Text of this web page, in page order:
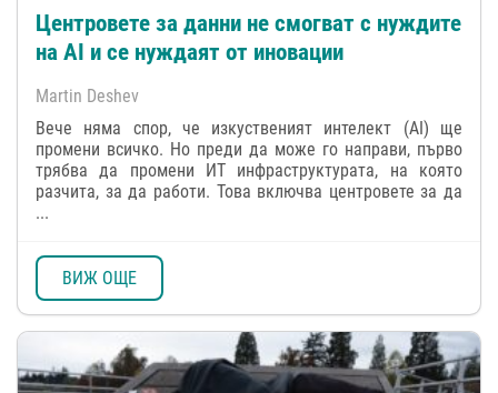
Центровете за данни не смогват с нуждите
на AI и се нуждаят от иновации
Martin Deshev
Вече няма спор, че изкуственият интелект (AI) ще
промени всичко. Но преди да може го направи, първо
трябва да промени ИТ инфраструктурата, на която
разчита, за да работи. Това включва центровете за да
...
ВИЖ ОЩЕ